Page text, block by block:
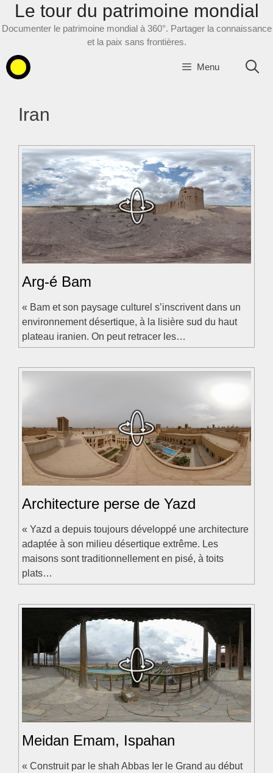
AllerLe tour du patrimoine mondial
Documenter le patrimoine mondial à 360°. Partager la connaissance
et la paix sans frontières.
Menu
Iran
Arg-é Bam
« Bam et son paysage culturel s’inscrivent dans un
environnement désertique, à la lisière sud du haut
plateau iranien. On peut retracer les…
Architecture perse de Yazd
« Yazd a depuis toujours développé une architecture
adaptée à son milieu désertique extrême. Les
maisons sont traditionnellement en pisé, à toits
plats…
Meidan Emam, Ispahan
« Construit par le shah Abbas Ier le Grand au début